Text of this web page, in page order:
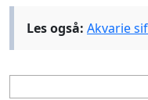
Les også: Akvarie